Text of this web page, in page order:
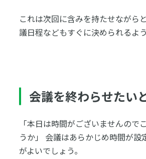
これは次回に含みを持たせながら
議日程などもすぐに決められるよ
会議を終わらせたい
「本日は時間がございませんの
うか」 会議はあらかじめ時間が
がよいでしょう。